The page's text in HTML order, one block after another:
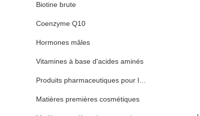
Biotine brute
Coenzyme Q10
Hormones mâles
Vitamines à base d'acides aminés
Produits pharmaceutiques pour la santé animale
Matières premières cosmétiques